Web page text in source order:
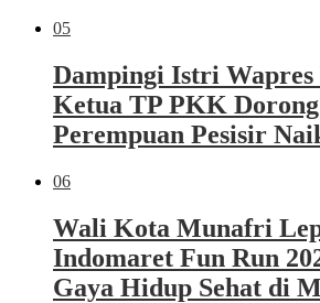
05
Dampingi Istri Wapres
Ketua TP PKK
Perempuan Pesisir
06
Wali Kota Munafri
Indomaret Fun Run
Gaya Hidup Sehat di